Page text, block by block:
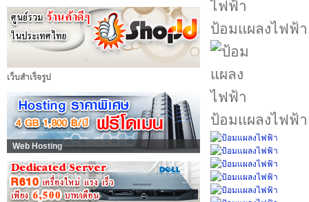
เว็บสำเร็จรูป
Web Hosting
ป้อมแผลงไฟฟ้า
ป้อมแผลงไฟฟ้า